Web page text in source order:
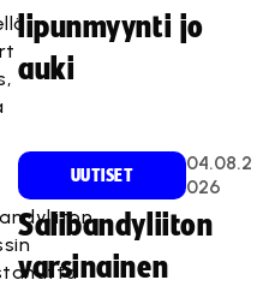
lipunmyynti jo
auki
UUTISET
04.08.2
026
Salibandyliiton
varsinainen